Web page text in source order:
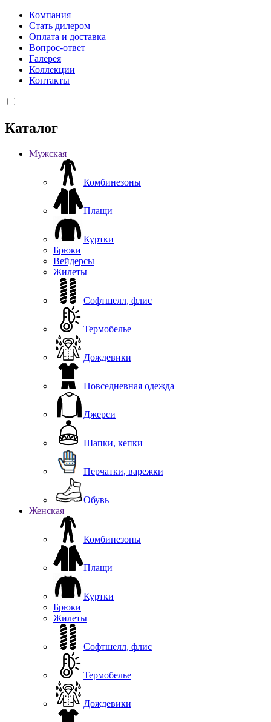
Компания
Стать дилером
Оплата и доставка
Вопрос-ответ
Галерея
Коллекции
Контакты
Каталог
Мужская
Комбинезоны
Плащи
Куртки
Брюки
Вейдерсы
Жилеты
Софтшелл, флис
Термобелье
Дождевики
Повседневная одежда
Джерси
Шапки, кепки
Перчатки, варежки
Обувь
Женская
Комбинезоны
Плащи
Куртки
Брюки
Жилеты
Софтшелл, флис
Термобелье
Дождевики